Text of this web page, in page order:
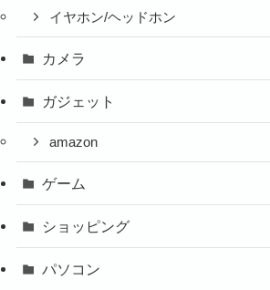
イヤホン/ヘッドホン
カメラ
ガジェット
amazon
ゲーム
ショッピング
パソコン